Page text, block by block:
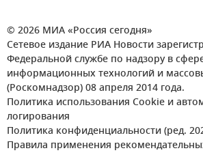
© 2026 МИА «Россия сегодня»
Сетевое издание РИА Новости
Федеральной службе по надзору в
информационных технологий и
(Роскомнадзор) 08 апреля 2014 года.
Политика использования Cookie и
логирования
Политика конфиденциальности (ред.
Правила применения